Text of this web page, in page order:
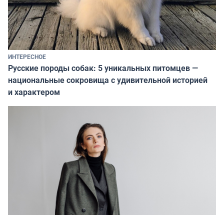
ИНТЕРЕСНОЕ
Русские породы собак: 5 уникальных питомцев —
национальные сокровища с удивительной историей
и характером